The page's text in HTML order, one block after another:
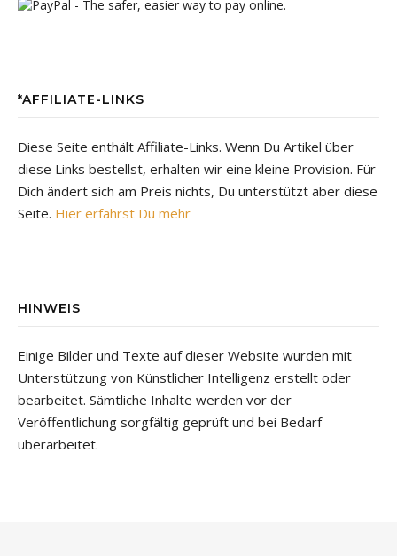
*AFFILIATE-LINKS
Diese Seite enthält Affiliate-Links. Wenn Du Artikel über
diese Links bestellst, erhalten wir eine kleine Provision. Für
Dich ändert sich am Preis nichts, Du unterstützt aber diese
Seite. Hier erfährst Du mehr
HINWEIS
Einige Bilder und Texte auf dieser Website wurden mit
Unterstützung von Künstlicher Intelligenz erstellt oder
bearbeitet. Sämtliche Inhalte werden vor der
Veröffentlichung sorgfältig geprüft und bei Bedarf
überarbeitet.